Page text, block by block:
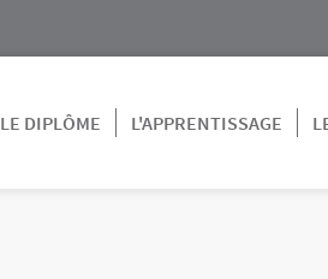
LE DIPLÔME L'APPRENTISSAGE